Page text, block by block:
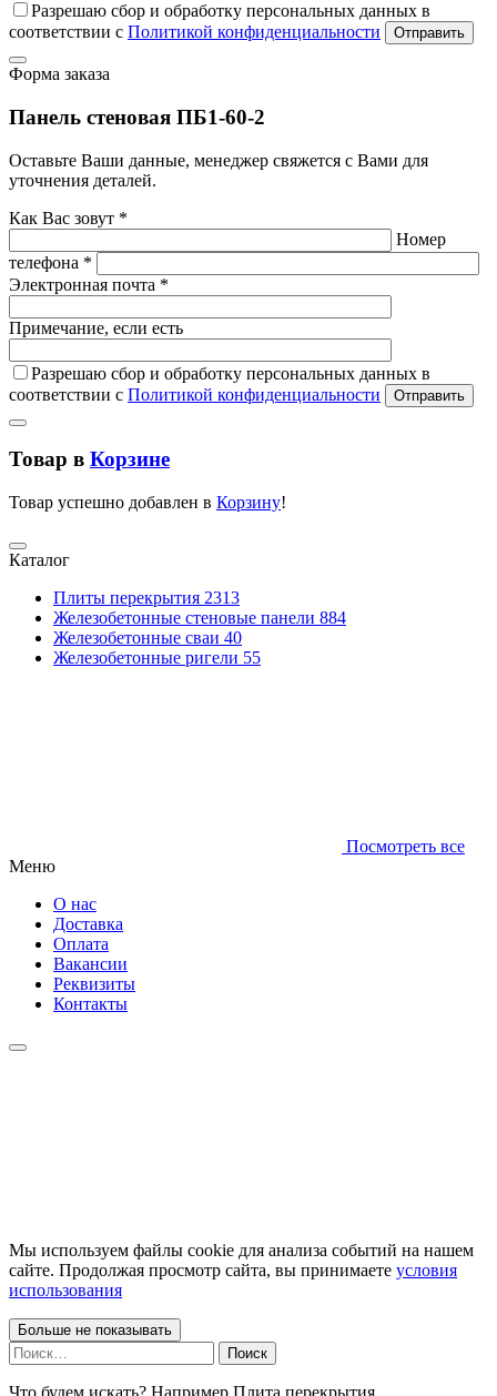
Разрешаю сбор и обработку персональных данных в
соответствии с Политикой конфиденциальности Отправить
Форма заказа
Панель стеновая ПБ1-60-2
Оставьте Ваши данные, менеджер свяжется с Вами для
уточнения деталей.
Как Вас зовут *
Номер
телефона *
Электронная почта *
Примечание, если есть
Разрешаю сбор и обработку персональных данных в
соответствии с Политикой конфиденциальности Отправить
Товар в Корзине
Товар успешно добавлен в Корзину!
Каталог
Плиты перекрытия 2313
Железобетонные стеновые панели 884
Железобетонные сваи 40
Железобетонные ригели 55
Посмотреть все
Меню
О нас
Доставка
Оплата
Вакансии
Реквизиты
Контакты
Мы используем файлы cookie для анализа событий на нашем
сайте. Продолжая просмотр сайта, вы принимаете условия
использования
Больше не показывать
Найти: